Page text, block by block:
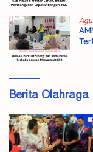
Berita Olahraga